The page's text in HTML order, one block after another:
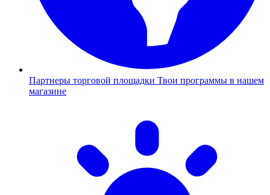
Партнеры торговой площадки Твои программы в нашем
магазине